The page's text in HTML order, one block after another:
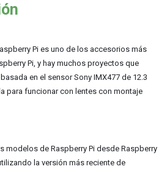
Pi es uno de los accesorios más
Pi, y hay muchos proyectos que
en el sensor Sony IMX477 de 12.3
para funcionar con lentes con montaje
modelos de Raspberry Pi desde Raspberry
la versión más reciente de